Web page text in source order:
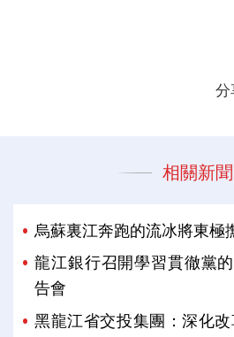
分
相關新聞
烏蘇裏江奔跑的流冰將東極
龍江銀行召開學習貫徹黨
告會
黑龍江省交投集團：深化